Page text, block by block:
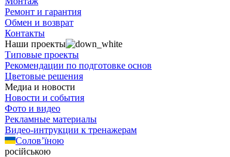
Ремонт и гарантия
Обмен и возврат
Контакты
Наши проекты
Типовые проекты
Рекомендации по подготовке основ
Цветовые решения
Медиа и новости
Новости и события
Фото и видео
Рекламные материалы
Видео-интрукции к тренажерам
Солов’їною
російською